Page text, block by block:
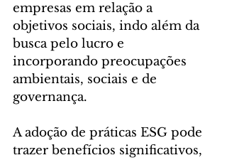
empresas em relação a
objetivos sociais, indo além da
busca pelo lucro e
incorporando preocupações
ambientais, sociais e de
governança.
A adoção de práticas ESG pode
trazer benefícios significativos,